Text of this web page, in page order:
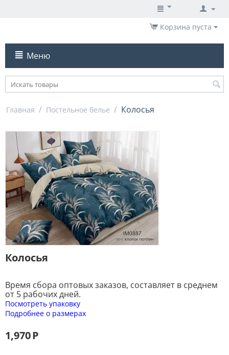
Корзина пуста
Меню
Главная / Постельное белье / Колосья
Колосья
Время сбора оптовых заказов, составляет в среднем
от 5 рабочих дней.
Посмотреть упаковку
Подробнее о размерах
1,970Р